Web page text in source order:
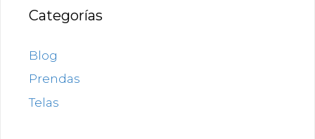
Categorías
Blog
Prendas
Telas